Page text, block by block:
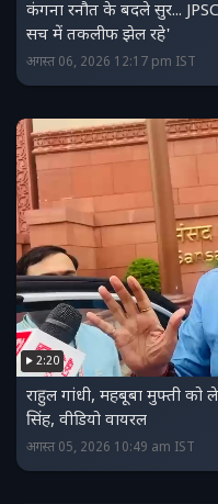
कंगना रनौत के बदले सुर...
सच में तकलीफ झेल रहे'
अगस्त 06, 2026 12:17 pm IST
2:20
राहुल गांधी, महबूबा मुफ्ती को
सिंह, वीडियो वायरल
अगस्त 05, 2026 10:49 am IST